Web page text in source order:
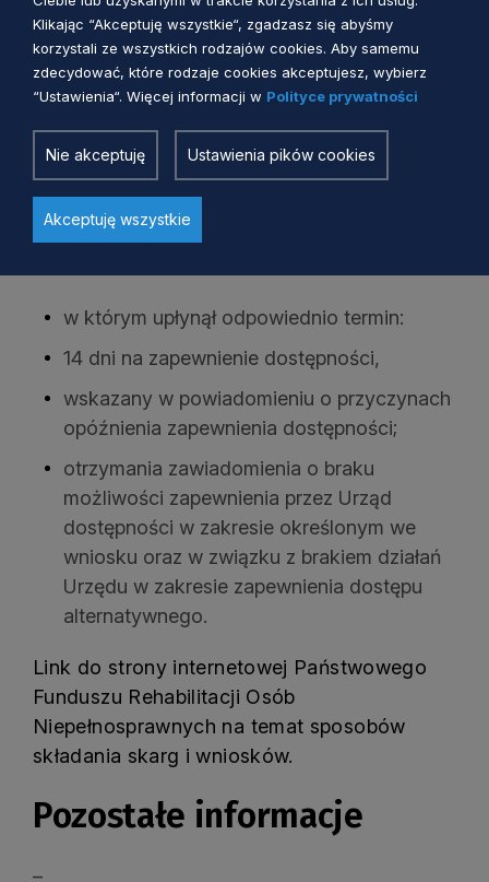
sposób zapewnienia dostępności lub
zaproponowany dostęp alternatywny były
niewłaściwe, masz prawo złożyć skargę.
Skarga na brak dostępności
architektonicznej lub informacyjno-
komunikacyjnej
Skargę wnosi się do
w którym upłynął odpowiednio termin:
14 dni na zapewnienie dostępności,
wskazany w powiadomieniu o przyczynach
opóźnienia zapewnienia dostępności;
otrzymania zawiadomienia o braku
możliwości zapewnienia przez Urząd
dostępności w zakresie określonym we
wniosku oraz w związku z brakiem działań
Urzędu w zakresie zapewnienia dostępu
alternatywnego.
Link do strony internetowej Państwowego
Funduszu Rehabilitacji Osób
Niepełnosprawnych na temat sposobów
składania skarg i wniosków.
Pozostałe informacje
–
Klikając “Akceptuję wszystkie“, zgadzasz się abyśmy
korzystali ze wszystkich rodzajów cookies. Aby samemu
zdecydować, które rodzaje cookies akceptujesz, wybierz
“Ustawienia“. Więcej informacji w Polityce prywatności
Nie akceptuję Ustawienia pików cookies
Akceptuję wszystkie